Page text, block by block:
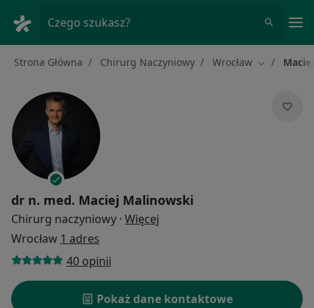
Czego szukasz?
Strona Główna Chirurg Naczyniowy Wrocław Zmień
dr n. med. Maciej Malinowski
Chirurg naczyniowy · Więcej
Wrocław 1 adres
40 opinii
Pokaż dane kontaktowe